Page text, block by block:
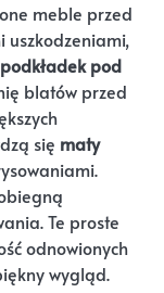
meble przed
uszkodzeniami,
podkładek pod
blatów przed
się maty
Te proste
odnowionych
wygląd.